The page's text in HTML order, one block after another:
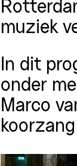
muziek
In dit
onder
Marco